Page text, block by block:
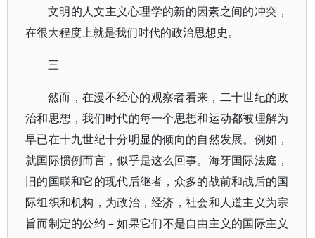
文明的人文主义心理学的新的因素之间的冲突，
在很大程度上就是我们时代的政治思想史。
三
然而，在漫不经心的观察者看来，二十世纪的政
治和思想，我们时代的每一个思想和运动都被理解为
早已在十九世纪十分明显的倾向的自然发展。例如，
就国际惯例而言，似乎是这么回事。海牙国际法庭，
旧的国联和它的现代后继者，众多的战前和战后的国
际组织和机构，为政治，经济，社会和人道主义为宗
旨而制定的公约 – 如果它们不是自由主义的国际主义